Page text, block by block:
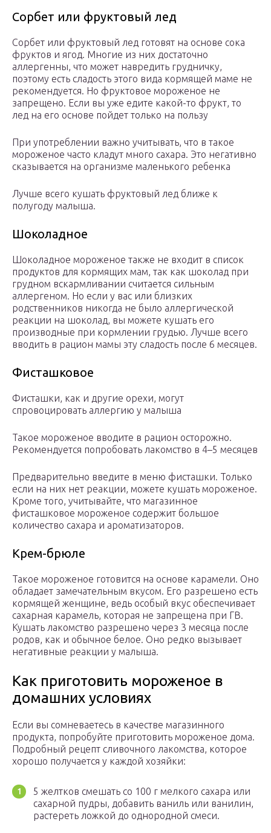
Сорбет или фруктовый лед
Сорбет или фруктовый лед готовят на основе сока
фруктов и ягод. Многие из них достаточно
аллергенны, что может навредить грудничку,
поэтому есть сладость этого вида кормящей маме не
рекомендуется. Но фруктовое мороженое не
запрещено. Если вы уже едите какой-то фрукт, то
лед на его основе пойдет только на пользу
При употреблении важно учитывать, что в такое
мороженое часто кладут много сахара. Это негативно
сказывается на организме маленького ребенка
Лучше всего кушать фруктовый лед ближе к
полугоду малыша.
Шоколадное
Шоколадное мороженое также не входит в список
продуктов для кормящих мам, так как шоколад при
грудном вскармливании считается сильным
аллергеном. Но если у вас или близких
родственников никогда не было аллергической
реакции на шоколад, вы можете кушать его
производные при кормлении грудью. Лучше всего
вводить в рацион мамы эту сладость после 6 месяцев.
Фисташковое
Фисташки, как и другие орехи, могут
спровоцировать аллергию у малыша
Такое мороженое вводите в рацион осторожно.
Рекомендуется попробовать лакомство в 4–5 месяцев
Предварительно введите в меню фисташки. Только
если на них нет реакции, можете кушать мороженое.
Кроме того, учитывайте, что магазинное
фисташковое мороженое содержит большое
количество сахара и ароматизаторов.
Крем-брюле
Такое мороженое готовится на основе карамели. Оно
обладает замечательным вкусом. Его разрешено есть
кормящей женщине, ведь особый вкус обеспечивает
сахарная карамель, которая не запрещена при ГВ.
Кушать лакомство разрешено через 3 месяца после
родов, как и обычное белое. Оно редко вызывает
негативные реакции у малыша.
Как приготовить мороженое в
домашних условиях
Если вы сомневаетесь в качестве магазинного
продукта, попробуйте приготовить мороженое дома.
Подробный рецепт сливочного лакомства, которое
хорошо получается у каждой хозяйки:
5 желтков смешать со 100 г мелкого сахара или
сахарной пудры, добавить ваниль или ванилин,
растереть ложкой до однородной смеси.